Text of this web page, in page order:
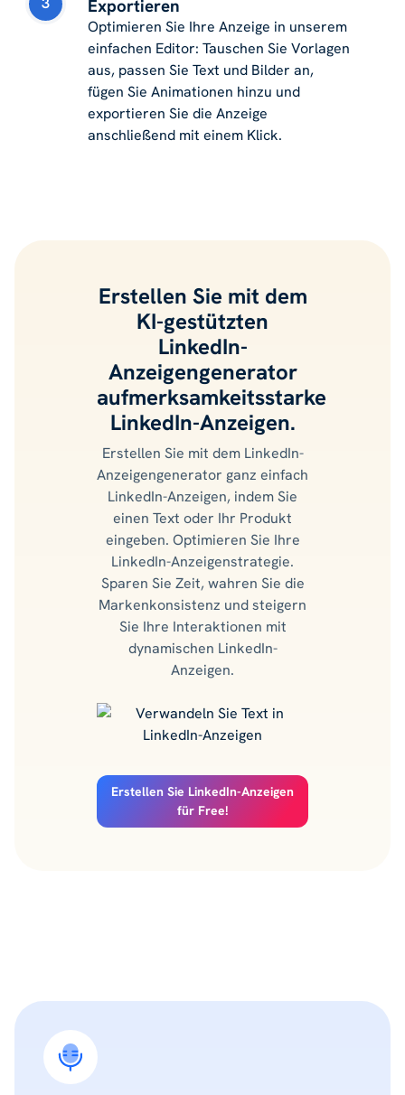
Exportieren
Optimieren Sie Ihre Anzeige in unserem
einfachen Editor: Tauschen Sie Vorlagen
aus, passen Sie Text und Bilder an,
fügen Sie Animationen hinzu und
exportieren Sie die Anzeige
anschließend mit einem Klick.
Erstellen Sie mit dem
KI-gestützten
LinkedIn-
Anzeigengenerator
aufmerksamkeitsstarke
LinkedIn-Anzeigen.
Erstellen Sie mit dem LinkedIn-
Anzeigengenerator ganz einfach
LinkedIn-Anzeigen, indem Sie
einen Text oder Ihr Produkt
eingeben. Optimieren Sie Ihre
LinkedIn-Anzeigenstrategie.
Sparen Sie Zeit, wahren Sie die
Markenkonsistenz und steigern
Sie Ihre Interaktionen mit
dynamischen LinkedIn-
Anzeigen.
Erstellen Sie LinkedIn-Anzeigen
für Free!